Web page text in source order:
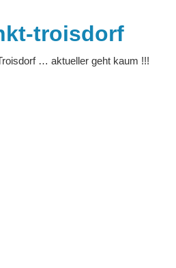
troisdorf
… aktueller geht kaum !!!